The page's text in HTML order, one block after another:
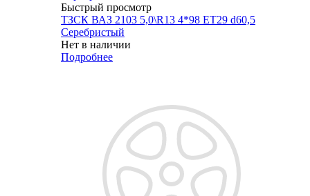
Быстрый просмотр
ТЗСК ВАЗ 2103 5,0\R13 4*98 ET29 d60,5
Серебристый
Нет в наличии
Подробнее